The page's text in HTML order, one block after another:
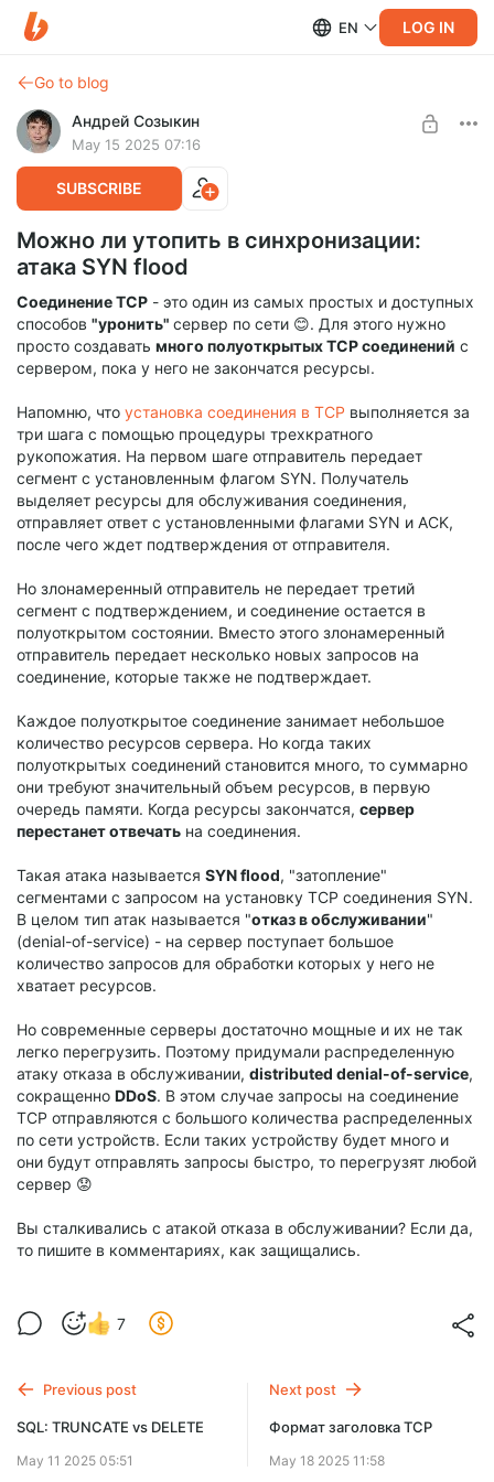
EN LOG IN
Go to blog
Андрей Созыкин
May 15 2025 07:16
SUBSCRIBE
Можно ли утопить в синхронизации:
атака SYN flood
Соединение TCP - это один из самых простых и доступных
способов "уронить" сервер по сети 😊. Для этого нужно
просто создавать много полуоткрытых TCP соединений с
сервером, пока у него не закончатся ресурсы.
Напомню, что установка соединения в TCP выполняется за
три шага с помощью процедуры трехкратного
рукопожатия. На первом шаге отправитель передает
сегмент с установленным флагом SYN. Получатель
выделяет ресурсы для обслуживания соединения,
отправляет ответ с установленными флагами SYN и ACK,
после чего ждет подтверждения от отправителя.
Но злонамеренный отправитель не передает третий
сегмент с подтверждением, и соединение остается в
полуоткрытом состоянии. Вместо этого злонамеренный
отправитель передает несколько новых запросов на
соединение, которые также не подтверждает.
Каждое полуоткрытое соединение занимает небольшое
количество ресурсов сервера. Но когда таких
полуоткрытых соединений становится много, то суммарно
они требуют значительный объем ресурсов, в первую
очередь памяти. Когда ресурсы закончатся, сервер
перестанет отвечать на соединения.
Такая атака называется SYN flood, "затопление"
сегментами с запросом на установку TCP соединения SYN.
В целом тип атак называется "отказ в обслуживании"
(denial-of-service) - на сервер поступает большое
количество запросов для обработки которых у него не
хватает ресурсов.
Но современные серверы достаточно мощные и их не так
легко перегрузить. Поэтому придумали распределенную
атаку отказа в обслуживании, distributed denial-of-service,
сокращенно DDoS. В этом случае запросы на соединение
TCP отправляются с большого количества распределенных
по сети устройств. Если таких устройству будет много и
они будут отправлять запросы быстро, то перегрузят любой
сервер 😟
Вы сталкивались с атакой отказа в обслуживании? Если да,
то пишите в комментариях, как защищались.
7
Previous post
SQL: TRUNCATE vs DELETE
May 11 2025 05:51
Next post
Формат заголовка TCP
May 18 2025 11:58